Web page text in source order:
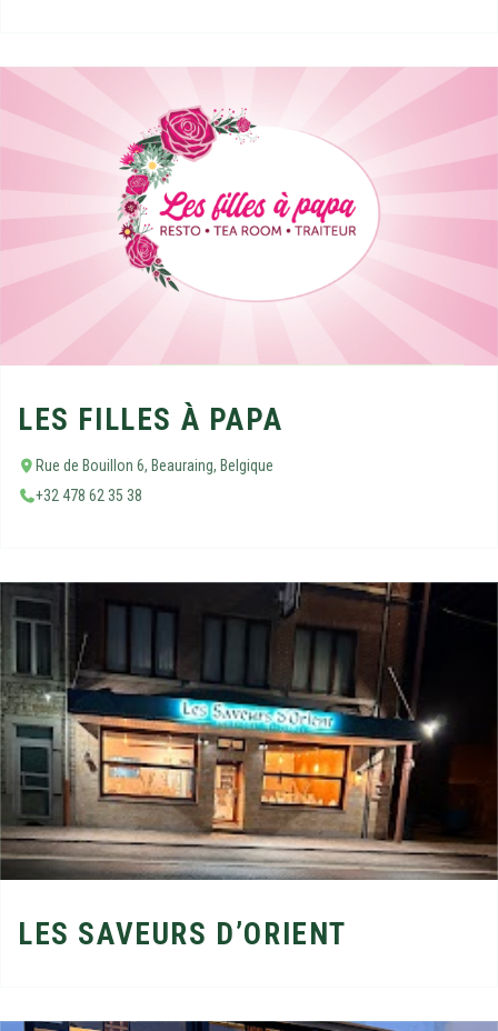
LES FILLES À PAPA
Rue de Bouillon 6, Beauraing, Belgique
+32 478 62 35 38
LES SAVEURS D’ORIENT